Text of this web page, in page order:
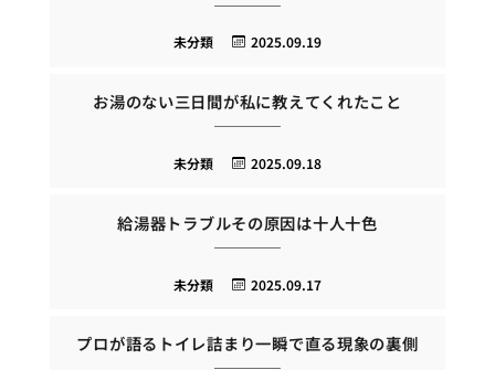
2025.09.19
未分類
お湯のない三日間が私に教えてくれたこと
2025.09.18
未分類
給湯器トラブルその原因は十人十色
2025.09.17
未分類
プロが語るトイレ詰まり一瞬で直る現象の裏側